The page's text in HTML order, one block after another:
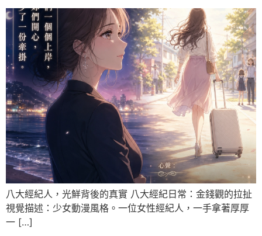
八大經紀人，光鮮背後的真實 八大經紀日常：金錢觀的拉扯
視覺描述：少女動漫風格。一位女性經紀人，一手拿著厚厚
一 […]